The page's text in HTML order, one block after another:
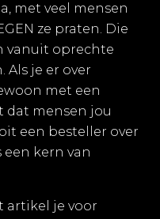
met veel mensen
ze praten. Die
vanuit oprechte
Als je er over
met een
dat mensen jou
een besteller over
een kern van
artikel je voor